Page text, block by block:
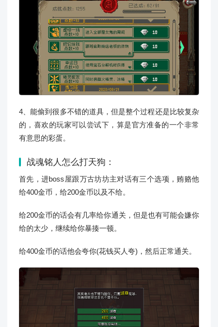
4、能偷到很多不错的道具，但是整个过程还是比较复杂
的，喜欢的玩家可以尝试下，算是官方准备的一个非常
有意思的彩蛋。
战魂铭人怎么打天狗：
首先，进boss屋跟万古坊坊主对话有三个选项，贿赂他
给400金币，给200金币以及不给。
给200金币的话会有几率给你通关，但是也有可能会嫌你
给的太少，继续给你暴揍一顿。
给400金币的话他会夸你(花钱买人夸)，然后正常通关。